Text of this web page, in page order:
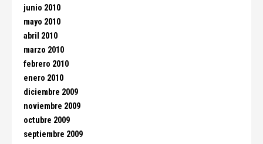
junio 2010
mayo 2010
abril 2010
marzo 2010
febrero 2010
enero 2010
diciembre 2009
noviembre 2009
octubre 2009
septiembre 2009